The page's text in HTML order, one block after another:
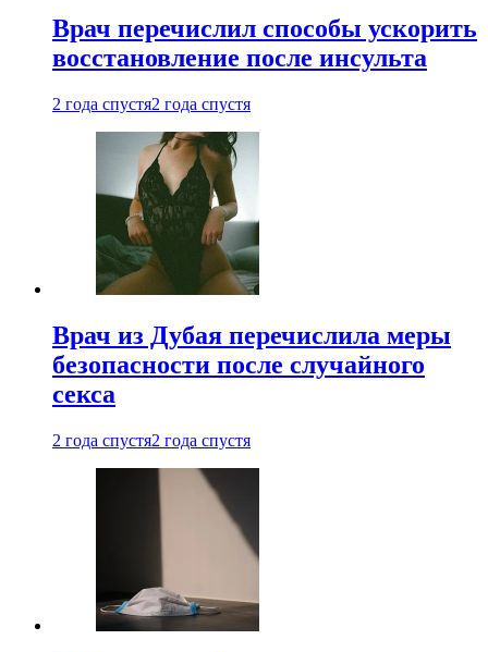
Врач перечислил способы ускорить
восстановление после инсульта
2 года спустя2 года спустя
Врач из Дубая перечислила меры
безопасности после случайного
секса
2 года спустя2 года спустя